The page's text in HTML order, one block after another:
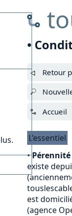
•
Retour
Accueil
L’essentiel
•
existe
est
(agence